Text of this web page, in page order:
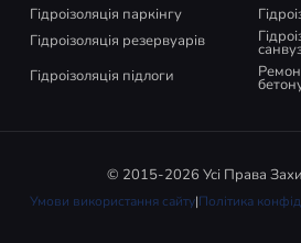
Гідроізоляція паркінгу
Гідроізоляція резервуарів
Гідроізоляція підлоги
© 2015-2026 Усі Права
Умови використання сайту|Політика